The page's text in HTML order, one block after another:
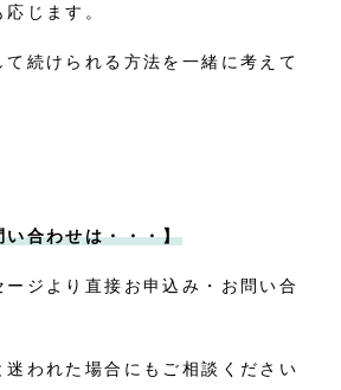
じます。
続けられる方法を一緒に考えて
い合わせは・・・】
ージより直接お申込み・お問い合
迷われた場合にもご相談ください